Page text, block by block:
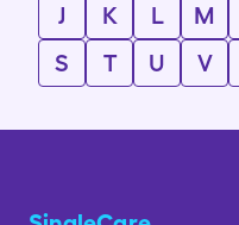
J
K L M
S
T U V